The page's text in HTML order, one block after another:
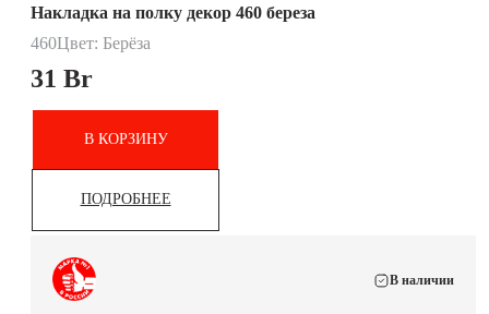
Накладка на полку декор 460 береза
460Цвет: Берёза
31 Br
В КОРЗИНУ
ПОДРОБНЕЕ
В наличии